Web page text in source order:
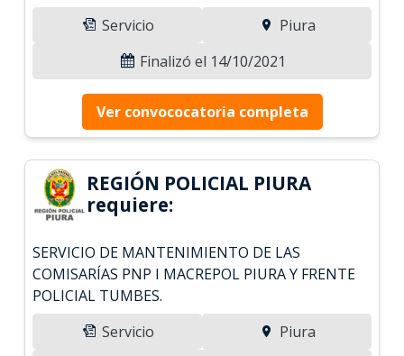
Servicio
Piura
Finalizó el 14/10/2021
Ver convococatoria completa
REGIÓN POLICIAL PIURA
requiere:
SERVICIO DE MANTENIMIENTO DE LAS
COMISARÍAS PNP I MACREPOL PIURA Y FRENTE
POLICIAL TUMBES.
Servicio
Piura